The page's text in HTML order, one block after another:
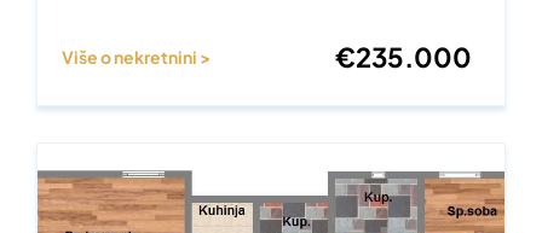
Više o nekretnini > €235.000